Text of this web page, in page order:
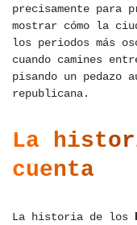
precisamente para
mostrar cómo la
los periodos más
cuando camines
pisando un
republicana.
La
cuenta
La historia de los